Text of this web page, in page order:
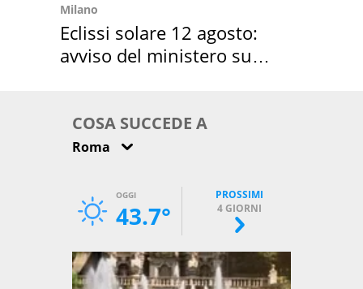
Milano
Eclissi solare 12 agosto:
avviso del ministero su